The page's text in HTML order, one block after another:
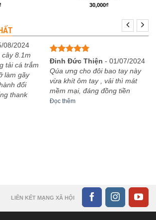
30,000₫
08/2024
8.1m
tải cá trắm
làm gãy
đổi
thank
Được xếp
hạng55
sao
Đinh Đức Thiện - 01/07/2024
Qúa ưng cho đôi bao tay này
vừa khít ôm tay , vải thì mát
mềm mại, đáng đồng tiền
Đọc thêm
LIÊN KẾT MẠNG XÃ HỘI